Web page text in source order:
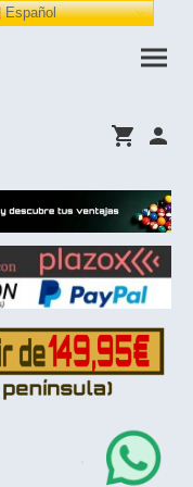
Español